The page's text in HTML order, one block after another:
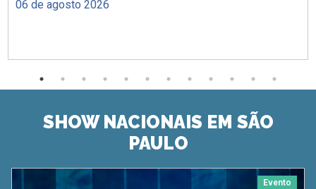
06 de agosto 2026
SHOW NACIONAIS EM SÃO
PAULO
Evento